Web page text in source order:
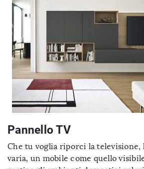
Pannello TV
Che tu voglia riporci la
varia, un mobile come quello